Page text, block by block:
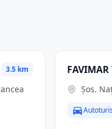
3.5 km FAVIMAR
Şos.